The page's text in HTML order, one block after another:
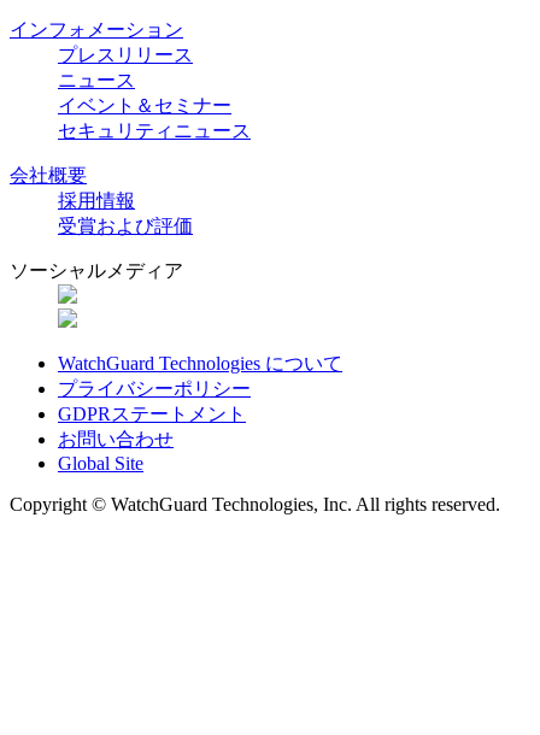
インフォメーション
プレスリリース
ニュース
イベント＆セミナー
セキュリティニュース
会社概要
採用情報
受賞および評価
ソーシャルメディア
WatchGuard Technologies について
プライバシーポリシー
GDPRステートメント
お問い合わせ
Global Site
Copyright © WatchGuard Technologies, Inc. All rights reserved.